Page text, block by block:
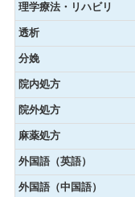
理学療法・リハビリ
透析
分娩
院内処方
院外処方
麻薬処方
外国語（英語）
外国語（中国語）